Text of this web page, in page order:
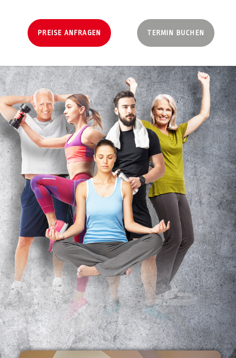
PREISE ANFRAGEN TERMIN BUCHEN